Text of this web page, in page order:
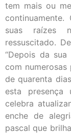
tem mais ou
suas raízes
ressuscitado.
“Depois da
com
de quarenta
esta presença
celebra
enche de
pascal que